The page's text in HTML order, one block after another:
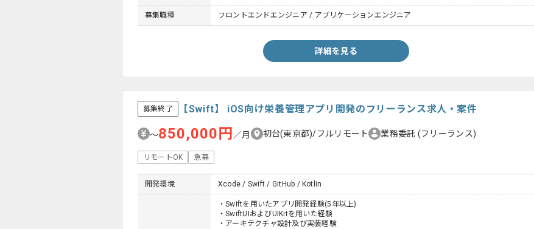
募集職種 フロントエンドエンジニア / アプリケーションエンジニア
詳細を見る
募集終了 【Swift】 iOS向け栄養管理アプリ開発のフリーランス求人・案件
〜850,000円 ／月 初台(東京都)/フルリモート 業務委託 (フリーランス)
リモートOK 急募
開発環境 Xcode / Swift / GitHub / Kotlin
・Swiftを用いたアプリ開発経験(5年以上)
・SwiftUIおよびUIKitを用いた経験
・アーキテクチャ設計及び実装経験